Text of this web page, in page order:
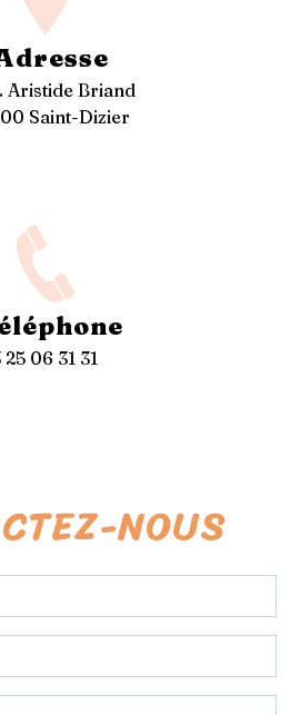
Aristide Briand
Saint-Dizier
25 06 31 31
NOUS